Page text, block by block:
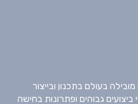
בעולם בתכנון ובייצור
גבוהים ופתרונות בחישה